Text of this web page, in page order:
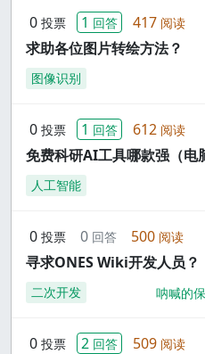
0 投票 1 回答 417 阅读
求助各位图片转绘方法？
图像识别
0 投票 1 回答 612 阅读
免费科研AI工具哪款强（电
人工智能
0 投票 0 回答 500 阅读
寻求ONES Wiki开发人员？
二次开发 呐喊的
0 投票 2 回答 509 阅读